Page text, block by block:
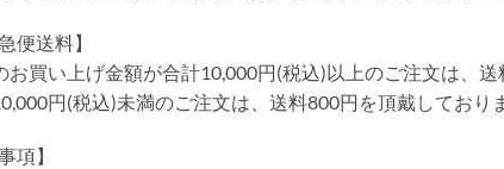
便送料】
お買い上げ金額が合計10,000円(税込)以上のご注文は、送
円(税込)未満のご注文は、送料800円を頂戴しており
項】